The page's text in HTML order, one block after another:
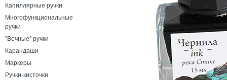
Капиллярные ручки
Многофункциональные
ручки
"Вечные" ручки
Карандаши
Маркеры
Ручки-кисточки